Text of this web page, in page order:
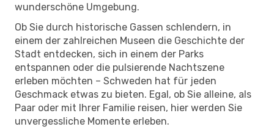
wunderschöne Umgebung.
Ob Sie durch historische Gassen schlendern, in
einem der zahlreichen Museen die Geschichte der
Stadt entdecken, sich in einem der Parks
entspannen oder die pulsierende Nachtszene
erleben möchten – Schweden hat für jeden
Geschmack etwas zu bieten. Egal, ob Sie alleine, als
Paar oder mit Ihrer Familie reisen, hier werden Sie
unvergessliche Momente erleben.